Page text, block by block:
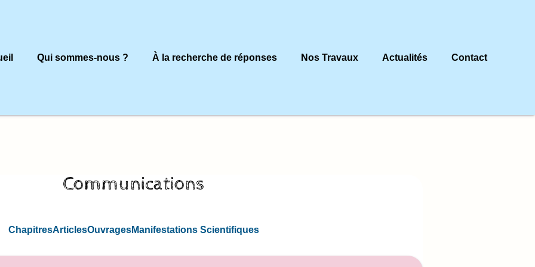
Qui sommes-nous ? À la recherche de réponses Nos Travaux Actualités Contact
Communications
ChapitresArticlesOuvragesManifestations Scientifiques